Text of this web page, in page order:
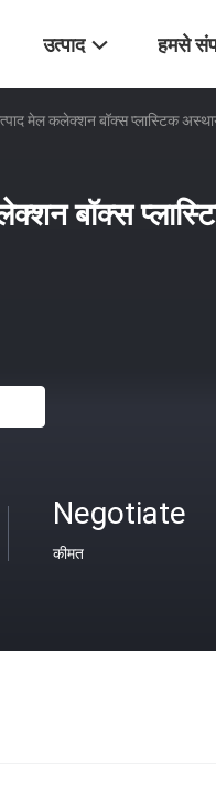
उत्पाद हमसे
मेल कलेक्शन बॉक्स प्लास्टिक
बॉक्स
Negotiate
कीमत